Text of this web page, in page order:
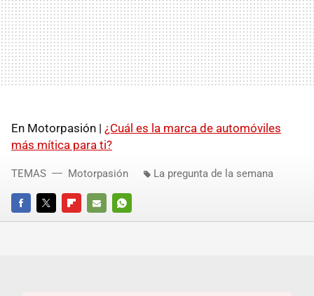
En Motorpasión | ¿Cuál es la marca de automóviles
más mítica para ti?
FACEBOOKTWITTERFLIPBOARD
E-
WHATSAPP
TEMAS Motorpasión La pregunta de la semana